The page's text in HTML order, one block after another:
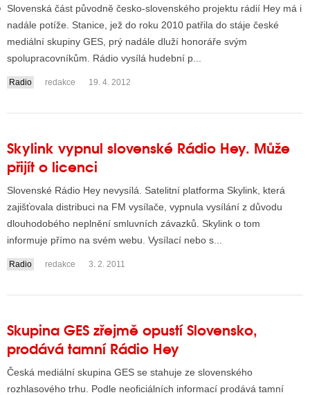
Slovenská část původně česko-slovenského projektu rádií Hey má i
nadále potíže. Stanice, jež do roku 2010 patřila do stáje české
mediální skupiny GES, prý nadále dluží honoráře svým
spolupracovníkům. Rádio vysílá hudební p...
Radio redakce 19. 4. 2012
Skylink vypnul slovenské Rádio Hey. Může
přijít o licenci
Slovenské Rádio Hey nevysílá. Satelitní platforma Skylink, která
zajišťovala distribuci na FM vysílače, vypnula vysílání z důvodu
dlouhodobého neplnění smluvních závazků. Skylink o tom
informuje přímo na svém webu. Vysílací nebo s...
Radio redakce 3. 2. 2011
Skupina GES zřejmě opustí Slovensko,
prodává tamní Rádio Hey
Česká mediální skupina GES se stahuje ze slovenského
rozhlasového trhu. Podle neoficiálních informací prodává tamní